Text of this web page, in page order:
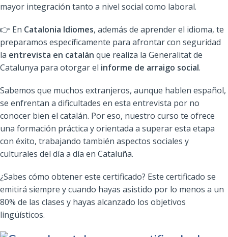
mayor integración tanto a nivel social como laboral.
👉 En Catalonia Idiomes, además de aprender el idioma, te
preparamos específicamente para afrontar con seguridad
la entrevista en catalán que realiza la Generalitat de
Catalunya para otorgar el informe de arraigo social.
Sabemos que muchos extranjeros, aunque hablen español,
se enfrentan a dificultades en esta entrevista por no
conocer bien el catalán. Por eso, nuestro curso te ofrece
una formación práctica y orientada a superar esta etapa
con éxito, trabajando también aspectos sociales y
culturales del día a día en Cataluña.
¿Sabes cómo obtener este certificado? Este certificado se
emitirá siempre y cuando hayas asistido por lo menos a un
80% de las clases y hayas alcanzado los objetivos
lingüísticos.